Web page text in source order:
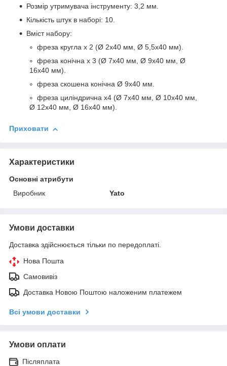
Розмір утримувача інструменту: 3,2 мм.
Кількість штук в наборі: 10.
Вміст набору:
фреза кругла х 2 (Ø 2х40 мм, Ø 5,5х40 мм).
фреза конічна x 3 (Ø 7x40 мм, Ø 9x40 мм, Ø
16x40 мм).
фреза скошена конічна Ø 9x40 мм.
фреза циліндрична x4 (Ø 7x40 мм, Ø 10x40 мм,
Ø 12x40 мм, Ø 16x40 мм).
Приховати
Характеристики
Основні атрибути
Виробник
Yato
Умови доставки
Доставка здійснюється тільки по передоплаті.
Нова Пошта
Самовивіз
Доставка Новою Поштою наложеним платежем
Всі умови доставки
Умови оплати
Післяплата